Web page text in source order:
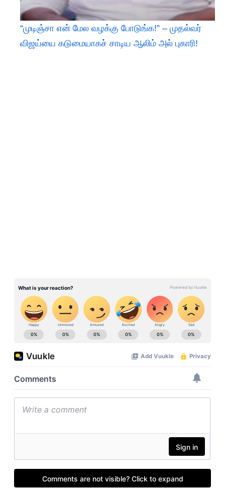
“முடிஞ்சா என் மேல வழக்கு போடுங்க!” – முதல்வர்
விஜய்யை கடுமையாகச் சாடிய ஆலிம் அல் புகாரி!